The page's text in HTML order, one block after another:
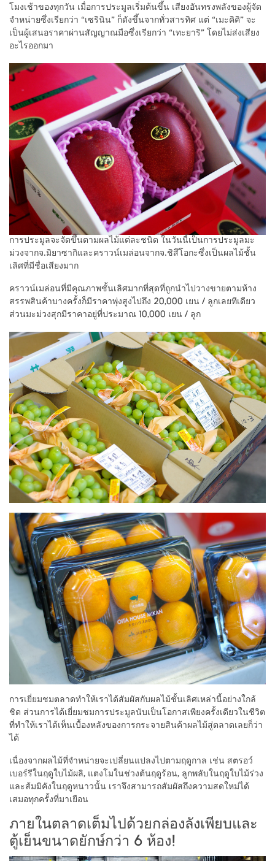
โมงเช้าของทุกวัน เมื่อการประมูลเริ่มต้นขึ้น เสียงอันทรงพลังของผู้จัด
จำหน่ายซึ่งเรียกว่า “เซรินิน” ก็ดังขึ้นจากทั่วสารทิศ แต่ “เมะคิคิ” จะ
เป็นผู้เสนอราคาผ่านสัญญาณมือซึ่งเรียกว่า “เทะยาริ” โดยไม่ส่งเสียง
อะไรออกมา
การประมูลจะจัดขึ้นตามผลไม้แต่ละชนิด ในวันนี้เป็นการประมูลมะ
ม่วงจากจ.มิยาซากิและคราวน์เมล่อนจากจ.ชิสึโอกะซึ่งเป็นผลไม้ชั้น
เลิศที่มีชื่อเสียงมาก
คราวน์เมล่อนที่มีคุณภาพชั้นเลิศมากที่สุดที่ถูกนำไปวางขายตามห้าง
สรรพสินค้าบางครั้งก็มีราคาพุ่งสูงไปถึง 20,000 เยน / ลูกเลยทีเดียว
ส่วนมะม่วงสุกมีราคาอยู่ที่ประมาณ 10,000 เยน / ลูก
การเยี่ยมชมตลาดทำให้เราได้สัมผัสกับผลไม้ชั้นเลิศเหล่านี้อย่างใกล้
ชิด ส่วนการได้เยี่ยมชมการประมูลนับเป็นโอกาสเพียงครั้งเดียวในชีวิต
ที่ทำให้เราได้เห็นเบื้องหลังของการกระจายสินค้าผลไม้สู่ตลาดเลยก็ว่า
ได้
เนื่องจากผลไม้ที่จำหน่ายจะเปลี่ยนแปลงไปตามฤดูกาล เช่น สตรอว์
เบอร์รีในฤดูใบไม้ผลิ, แตงโมในช่วงต้นฤดูร้อน, ลูกพลับในฤดูใบไม้ร่วง
และส้มมิคังในฤดูหนาวนั้น เราจึงสามารถสัมผัสถึงความสดใหม่ได้
เสมอทุกครั้งที่มาเยือน
ภายในตลาดเต็มไปด้วยกล่องลังเพียบและ
ตู้เย็นขนาดยักษ์กว่า 6 ห้อง!